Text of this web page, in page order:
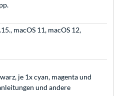
macOS 11, macOS 12,
je 1x cyan, magenta und
und andere